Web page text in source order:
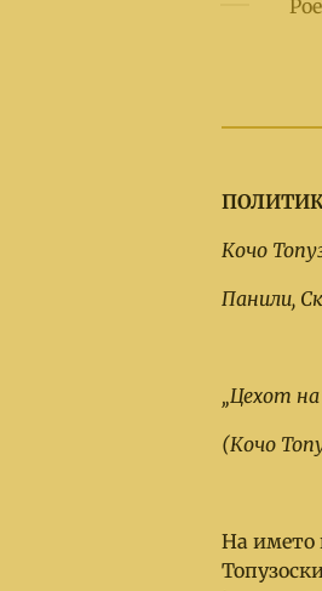
Кочо Топ
Панили,
„Цехот на
(Кочо Топ
На името